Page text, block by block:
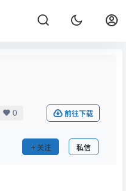
0 前往下载
关注 私信